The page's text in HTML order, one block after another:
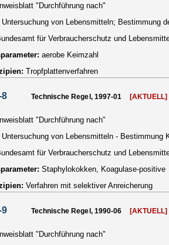
"Durchführung nach"
Untersuchung von Lebensmitteln; Bestimmung
für Verbraucherschutz und
aerobe Keimzahl
Tropfplattenverfahren
8 Technische Regel, 1997-01 [AKTUELL]
"Durchführung nach"
Untersuchung von Lebensmitteln - Bestimmung
für Verbraucherschutz und
Staphylokokken, Koagulase-positive
Verfahren mit selektiver Anreicherung
9 Technische Regel, 1990-06 [AKTUELL]
"Durchführung nach"